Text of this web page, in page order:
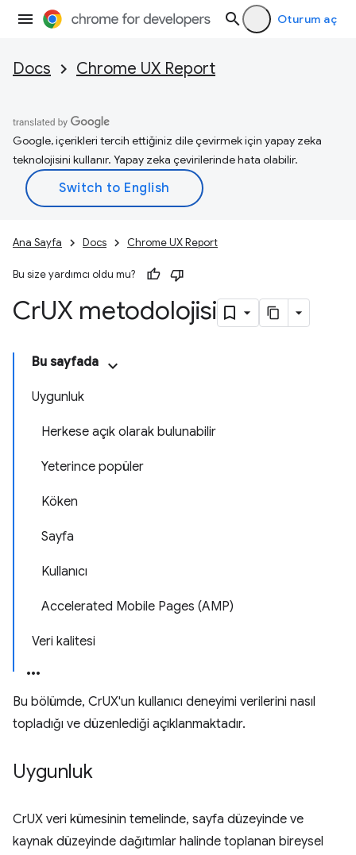
Oturum aç
Docs Chrome UX Report
Google, içerikleri tercih ettiğiniz dile çevirmek için yapay zeka
teknolojisini kullanır. Yapay zeka çevirilerinde hata olabilir.
Ana Sayfa Docs Chrome UX Report
Bu size yardımcı oldu mu?
CrUX metodolojisi
Bu sayfada
Uygunluk
Herkese açık olarak bulunabilir
Yeterince popüler
Köken
Sayfa
Kullanıcı
Accelerated Mobile Pages (AMP)
Veri kalitesi
Bu bölümde, CrUX'un kullanıcı deneyimi verilerini nasıl
topladığı ve düzenlediği açıklanmaktadır.
Uygunluk
CrUX veri kümesinin temelinde, sayfa düzeyinde ve
kaynak düzeyinde dağıtımlar halinde toplanan bireysel